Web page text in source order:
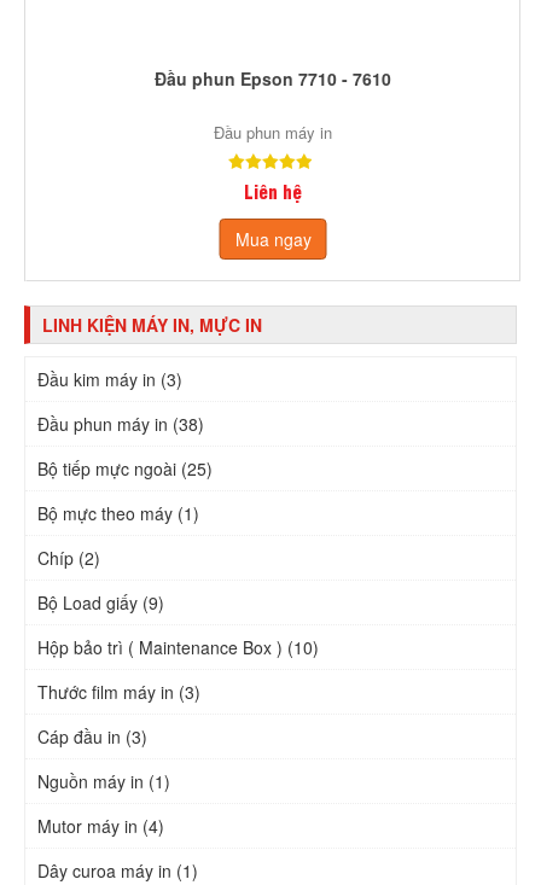
Đầu phun Epson 7710 - 7610
Đầu phun máy in
Liên hệ
Mua ngay
LINH KIỆN MÁY IN, MỰC IN
Đầu kim máy in (3)
Đầu phun máy in (38)
Bộ tiếp mực ngoài (25)
Bộ mực theo máy (1)
Chíp (2)
Bộ Load giấy (9)
Hộp bảo trì ( Maintenance Box ) (10)
Thước film máy in (3)
Cáp đầu in (3)
Nguồn máy in (1)
Mutor máy in (4)
Dây curoa máy in (1)